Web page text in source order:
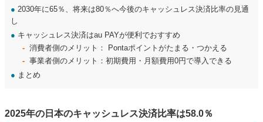
● 2030年に65％、将来は80％へ今後のキャッシュレス決済比率の見通
し
● キャッシュレス決済はau PAYが便利でおすすめ
消費者側のメリット： Pontaポイントがたまる・つかえる
事業者側のメリット：初期費用・月額費用0円で導入できる
● まとめ
2025年の日本のキャッシュレス決済比率は58.0％